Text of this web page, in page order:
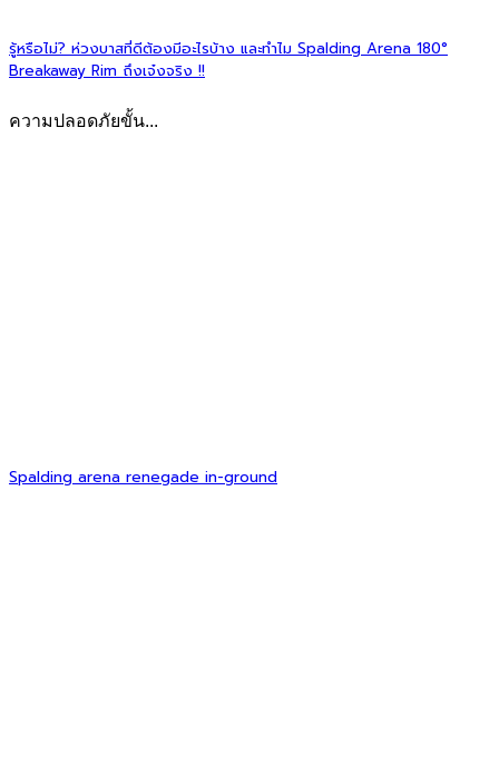
รู้หรือไม่? ห่วงบาสที่ดีต้องมีอะไรบ้าง และทำไม Spalding Arena 180°
Breakaway Rim ถึงเจ๋งจริง !!
ความปลอดภัยขั้น...
Spalding arena renegade in-ground